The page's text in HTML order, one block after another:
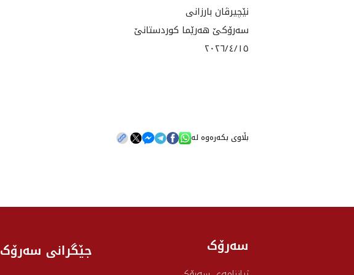
نێچیرڤان بارزانی
سەرۆکێ هەرێما کوردستانێ
٢٠٢٦/٤/١٥
بڵاوی بکەرەوە لە
سەرۆک جێگرانی سه‌رۆک